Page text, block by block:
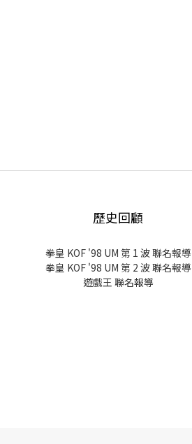
歷史回顧
拳皇 KOF '98 UM 第 1 波 聯名報導
拳皇 KOF '98 UM 第 2 波 聯名報導
遊戲王 聯名報導